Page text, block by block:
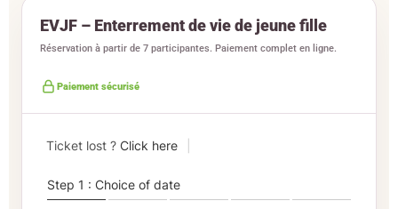
EVJF – Enterrement de vie de jeune fille
Réservation à partir de 7 participantes. Paiement complet en ligne.
Paiement sécurisé